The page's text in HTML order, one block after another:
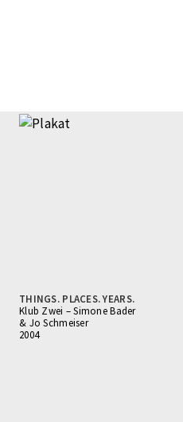
THINGS. PLACES. YEARS.
Klub Zwei – Simone Bader
& Jo Schmeiser
2004